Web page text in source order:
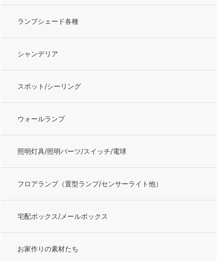
ランプシェード各種
シャンデリア
スポット/シーリング
ウォールランプ
照明灯具/照明パーツ/スイッチ/電球
フロアランプ（置型ランプ/センサーライト他）
宅配ボックス/メールボックス
お家作りの素材たち